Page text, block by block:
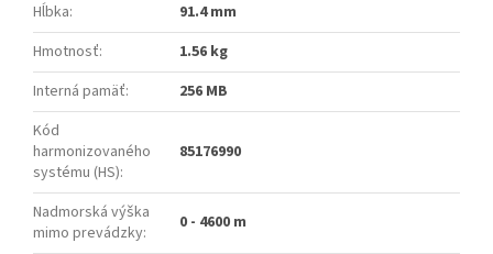
Hĺbka:
91.4 mm
Hmotnosť:
1.56 kg
Interná pamäť:
256 MB
Kód
harmonizovaného
systému (HS):
85176990
Nadmorská výška
mimo prevádzky: 0 - 4600 m